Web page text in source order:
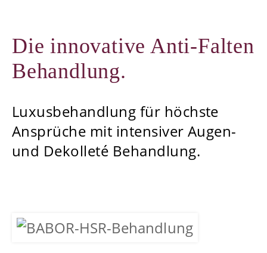
Die innovative Anti-Falten
Behandlung.
Luxusbehandlung für höchste
Ansprüche mit intensiver Augen-
und Dekolleté Behandlung.